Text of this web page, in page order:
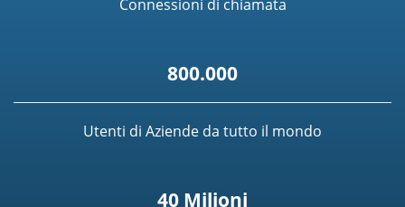
Connessioni di chiamata
800.000
Utenti di Aziende da tutto il mondo
40 Milioni